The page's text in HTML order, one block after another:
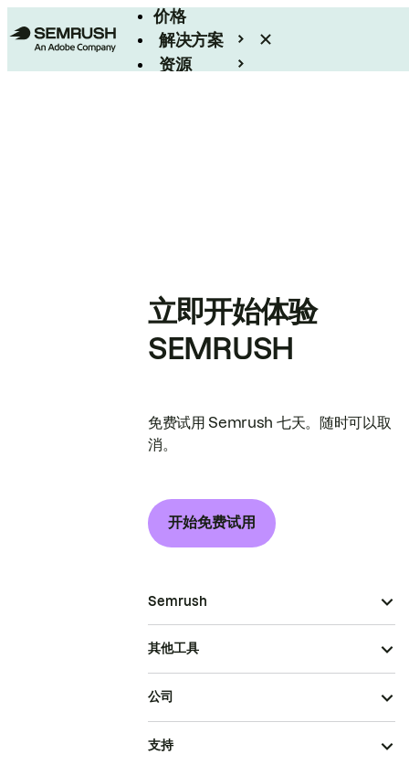
价格
解决方案
资源
立即开始体验
SEMRUSH
免费试用 Semrush 七天。随时可以取
消。
开始免费试用
Semrush
其他工具
公司
支持